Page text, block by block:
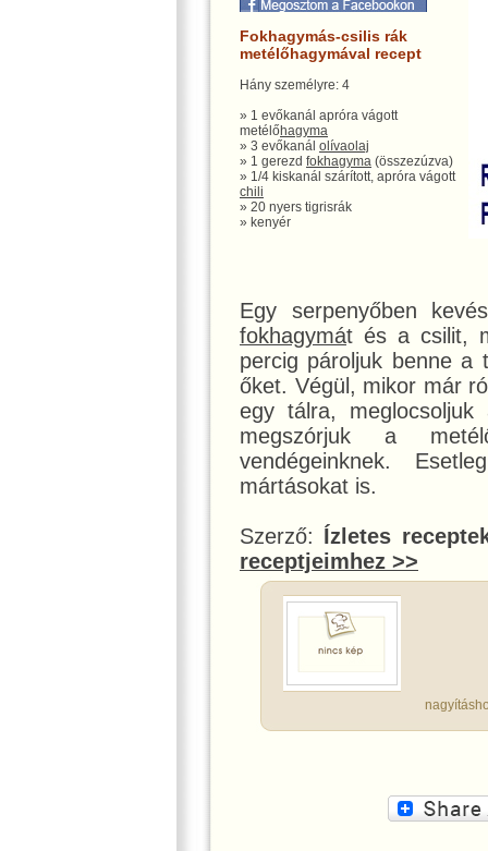
Fokhagymás-csilis rák
metélőhagymával recept
Hány személyre: 4
» 1 evőkanál apróra vágott
metélőhagyma
» 3 evőkanál olívaolaj
» 1 gerezd fokhagyma (összezúzva)
» 1/4 kiskanál szárított, apróra vágott
chili
» 20 nyers tigrisrák
» kenyér
Egy serpenyőben
fokhagymát és a csilit,
percig pároljuk benne a
őket. Végül, mikor már
egy tálra, meglocsoljuk
megszórjuk a
vendégeinknek.
mártásokat is.
Szerző: Ízletes
receptjeimhez >>